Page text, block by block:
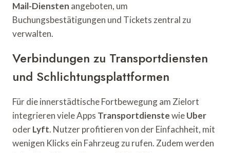
Mail-Diensten angeboten, um
Buchungsbestätigungen und Tickets zentral zu
verwalten.
Verbindungen zu Transportdiensten
und Schlichtungsplattformen
Für die innerstädtische Fortbewegung am Zielort
integrieren viele Apps TransportdienstewieUber
oderLyft. Nutzer profitieren von der Einfachheit, mit
wenigen Klicks ein Fahrzeug zu rufen. Zudem werden